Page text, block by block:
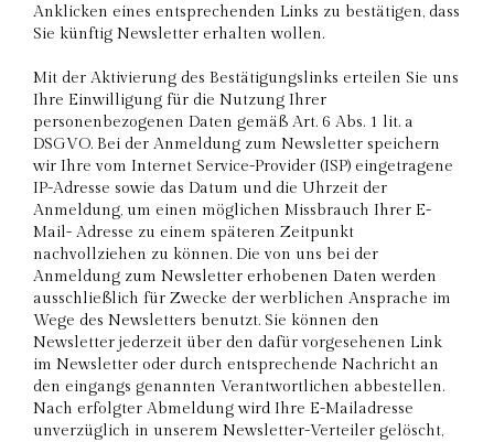
Anklicken eines entsprechenden Links zu bestätigen, dass
Sie künftig Newsletter erhalten wollen.
Mit der Aktivierung des Bestätigungslinks erteilen Sie uns
Ihre Einwilligung für die Nutzung Ihrer
personenbezogenen Daten gemäß Art. 6 Abs. 1 lit. a
DSGVO. Bei der Anmeldung zum Newsletter speichern
wir Ihre vom Internet Service-Provider (ISP) eingetragene
IP-Adresse sowie das Datum und die Uhrzeit der
Anmeldung, um einen möglichen Missbrauch Ihrer E-
Mail- Adresse zu einem späteren Zeitpunkt
nachvollziehen zu können. Die von uns bei der
Anmeldung zum Newsletter erhobenen Daten werden
ausschließlich für Zwecke der werblichen Ansprache im
Wege des Newsletters benutzt. Sie können den
Newsletter jederzeit über den dafür vorgesehenen Link
im Newsletter oder durch entsprechende Nachricht an
den eingangs genannten Verantwortlichen abbestellen.
Nach erfolgter Abmeldung wird Ihre E-Mailadresse
unverzüglich in unserem Newsletter-Verteiler gelöscht,